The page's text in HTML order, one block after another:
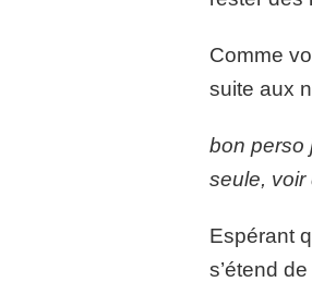
Comme
suite aux
bon perso
seule, voir
Espérant
s’étend